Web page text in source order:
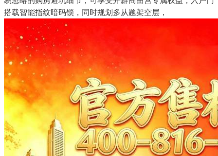
搭载智能指纹暗码锁，同时规划多从题架空层，